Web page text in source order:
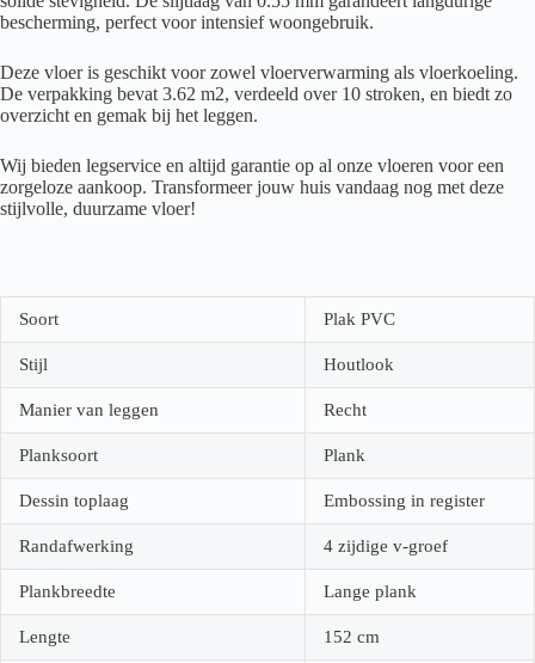
bescherming, perfect voor intensief woongebruik.
Deze vloer is geschikt voor zowel vloerverwarming als vloerkoeling.
De verpakking bevat 3.62 m2, verdeeld over 10 stroken, en biedt zo
overzicht en gemak bij het leggen.
Wij bieden legservice en altijd garantie op al onze vloeren voor een
zorgeloze aankoop. Transformeer jouw huis vandaag nog met deze
stijlvolle, duurzame vloer!
Soort Plak PVC
Stijl Houtlook
Manier van leggen Recht
Planksoort Plank
Dessin toplaag Embossing in register
Randafwerking 4 zijdige v-groef
Plankbreedte Lange plank
Lengte 152 cm